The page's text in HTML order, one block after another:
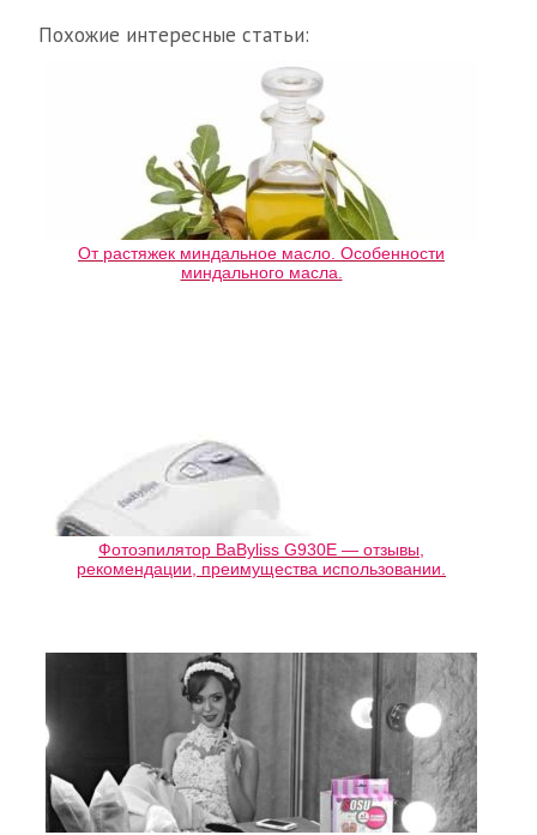
Похожие интересные статьи:
От растяжек миндальное масло. Особенности
миндального масла.
Фотоэпилятор BaByliss G930E — отзывы,
рекомендации, преимущества использовании.